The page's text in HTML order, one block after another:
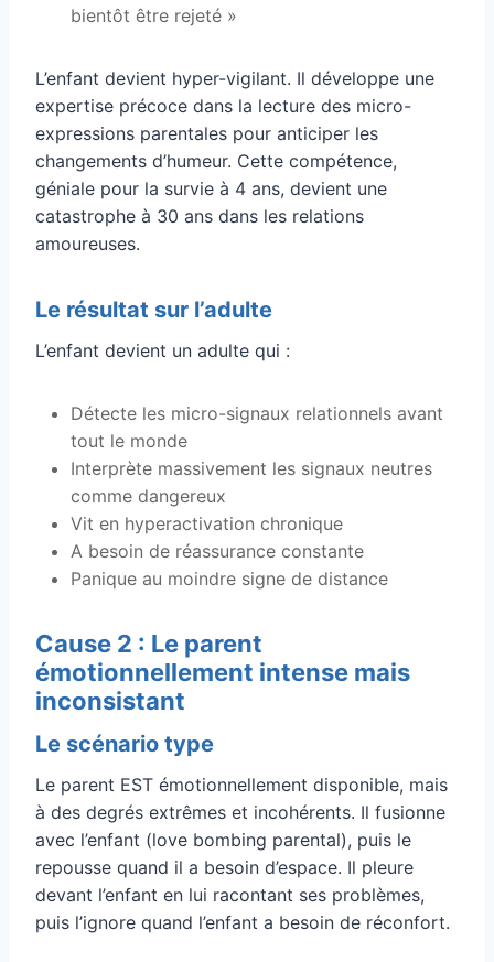
bientôt être rejeté »
L’enfant devient hyper-vigilant. Il développe une
expertise précoce dans la lecture des micro-
expressions parentales pour anticiper les
changements d’humeur. Cette compétence,
géniale pour la survie à 4 ans, devient une
catastrophe à 30 ans dans les relations
amoureuses.
Le résultat sur l’adulte
L’enfant devient un adulte qui :
Détecte les micro-signaux relationnels avant
tout le monde
Interprète massivement les signaux neutres
comme dangereux
Vit en hyperactivation chronique
A besoin de réassurance constante
Panique au moindre signe de distance
Cause 2 : Le parent
émotionnellement intense mais
inconsistant
Le scénario type
Le parent EST émotionnellement disponible, mais
à des degrés extrêmes et incohérents. Il fusionne
avec l’enfant (love bombing parental), puis le
repousse quand il a besoin d’espace. Il pleure
devant l’enfant en lui racontant ses problèmes,
puis l’ignore quand l’enfant a besoin de réconfort.